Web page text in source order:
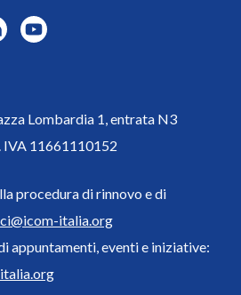
Lombardia 1, entrata N3
IVA 11661110152
procedura di rinnovo e di
italia.org
appuntamenti, eventi e iniziative: